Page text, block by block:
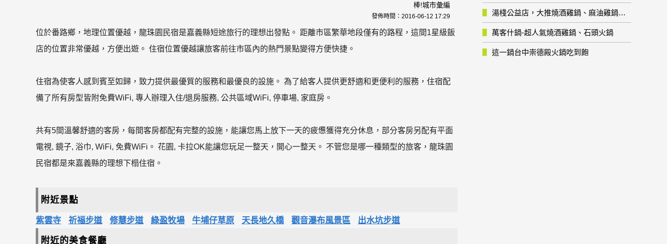
棒!城市彙編
發佈時間： 2016-06-12 17:29
位於番路鄉，地理位置優越，龍珠園民宿是嘉義縣短途旅行的理想出發點。 距離市區繁華地段僅有的路程，這間1星級飯
店的位置非常優越，方便出遊。 住宿位置優越讓旅客前往市區內的熱門景點變得方便快捷。
住宿為使客人感到賓至如歸，致力提供最優質的服務和最優良的設施。 為了給客人提供更舒適和更便利的服務，住宿配
備了所有房型皆附免費WiFi, 專人辦理入住/退房服務, 公共區域WiFi, 停車場, 家庭房。
共有5間溫馨舒適的客房，每間客房都配有完整的設施，能讓您馬上放下一天的疲憊獲得充分休息，部分客房另配有平面
電視, 鏡子, 浴巾, WiFi, 免費WiFi。 花園, 卡拉OK能讓您玩足一整天，開心一整天。 不管您是哪一種類型的旅客，龍珠園
民宿都是來嘉義縣的理想下榻住宿。
附近景點
紫雲寺 祈福步道 修慧步道 綠盈牧場 牛埔仔草原 天長地久橋 觀音瀑布風景區 出水坑步道
附近的美食餐廳
湯棧公益店，大推燒酒雞鍋、麻油雞鍋暖暖有夠補
萬客什鍋-超人氣燒酒雞鍋、石頭火鍋
這一鍋台中崇德殿火鍋吃到飽